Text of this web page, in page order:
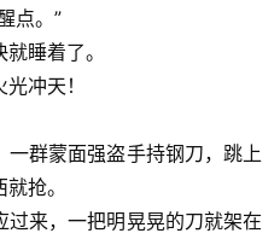
点。”
睡着了。
冲天！
群蒙面强盗手持钢刀，跳上
抢。
来，一把明晃晃的刀就架在